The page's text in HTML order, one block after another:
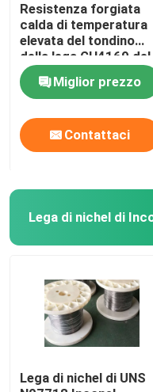
Lega di Hastelloy
Lega di Incoloy
Lega di nichel di
Leghe di Nitronic
Acciaio inossidabile
Lega a magnete
TI TA NB Lega ZR
Resistenza forgiata
calda di temperatura
elevata del tondino
della lega GH4169 del
cobalto del nichel
Miglior prezzo
Contattaci
Lega di nichel di
Lega di nichel di UNS